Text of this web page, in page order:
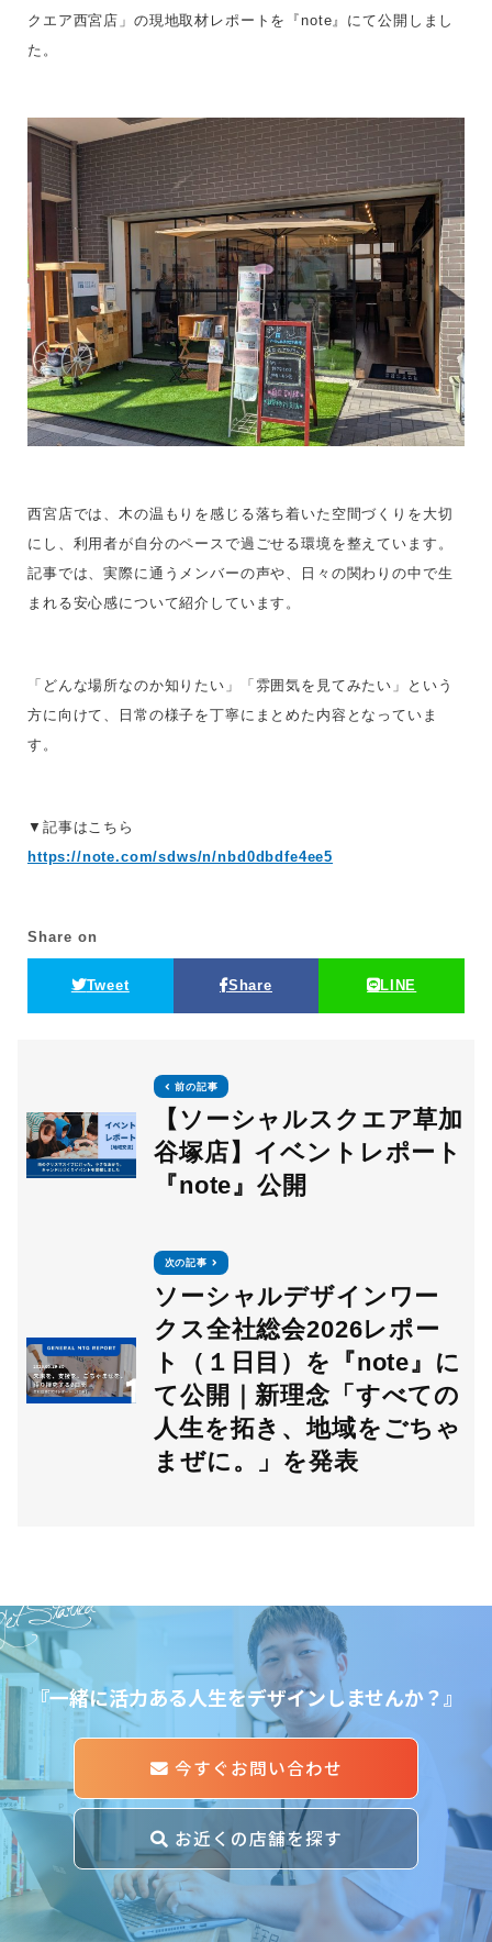
クエア西宮店」の現地取材レポートを『note』にて公開しまし
た。
西宮店では、木の温もりを感じる落ち着いた空間づくりを大切
にし、利用者が自分のペースで過ごせる環境を整えています。
記事では、実際に通うメンバーの声や、日々の関わりの中で生
まれる安心感について紹介しています。
「どんな場所なのか知りたい」「雰囲気を見てみたい」という
方に向けて、日常の様子を丁寧にまとめた内容となっていま
す。
▼記事はこちら
https://note.com/sdws/n/nbd0dbdfe4ee5
Share on
Tweet Share LINE
前の記事
【ソーシャルスクエア草加
谷塚店】イベントレポート
『note』公開
次の記事
ソーシャルデザインワー
クス全社総会2026レポー
ト（１日目）を『note』に
て公開｜新理念「すべての
人生を拓き、地域をごちゃ
まぜに。」を発表
Started
『一緒に活力ある人生をデザインしませんか？』
今すぐお問い合わせ
お近くの店舗を探す